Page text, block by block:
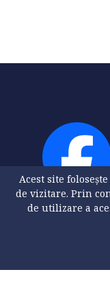
Acest site
de vizitare. Prin
de utilizare a